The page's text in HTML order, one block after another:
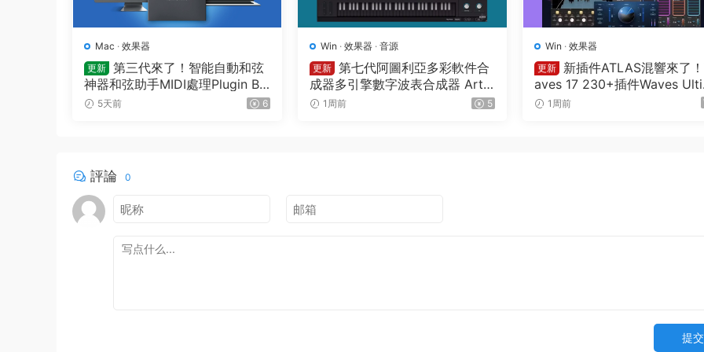
Mac · 效果器
更新 第三代來了！智能自動和弦
神器和弦助手MIDI處理Plugin Bo
utique – Scaler 3 v3.3.0 MAC
5天前 6
Win · 效果器· 音源
更新
第七代阿圖利亞多彩軟件合
成器多引擎數字波表合成器 Artur
ia Pigments v7.0.1 CE-V.R WIN
1周前 5
Win ·效果器
更新
新插件ATLAS混響來了
aves 17 230+插件Waves
ate v2026.07.27 Incl
1周前
評論 0
提交